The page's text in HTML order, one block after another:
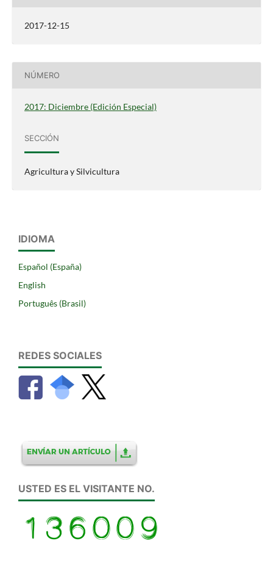
2017-12-15
NÚMERO
2017: Diciembre (Edición Especial)
SECCIÓN
Agricultura y Silvicultura
IDIOMA
Español (España)
English
Português (Brasil)
REDES SOCIALES
USTED ES EL VISITANTE NO.